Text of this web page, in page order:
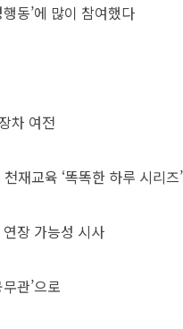
동’에 많이 참여했다
차 여전
재교육 ‘똑똑한 하루 시리즈’
장 가능성 시사
관’으로